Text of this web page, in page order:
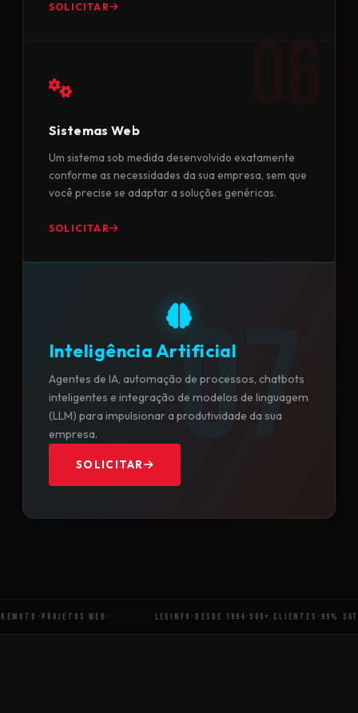
SOLICITAR
Sistemas Web
Um sistema sob medida desenvolvido exatamente
conforme as necessidades da sua empresa, sem que
você precise se adaptar a soluções genéricas.
SOLICITAR
Inteligência Artificial
Agentes de IA, automação de processos, chatbots
inteligentes e integração de modelos de linguagem
(LLM) para impulsionar a produtividade da sua
empresa.
SOLICITAR
REMOTO· PROJETOS WEB LEXINFO ·DESDE 1994 ·500+ CLIENTES·